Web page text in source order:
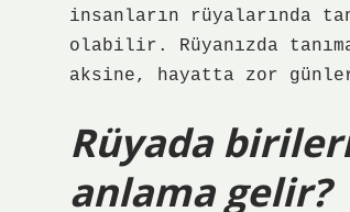
insanların rüyalarında
olabilir. Rüyanızda
aksine, hayatta zor
Rüyada
anlama gelir?